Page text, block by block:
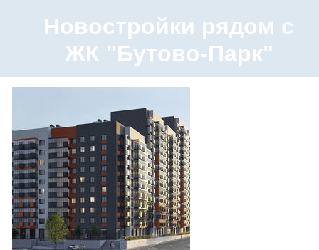
Новостройки рядом с
ЖК "Бутово-Парк"